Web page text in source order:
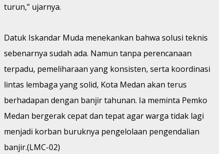
turun,” ujarnya.
Datuk Iskandar Muda menekankan bahwa solusi teknis
sebenarnya sudah ada. Namun tanpa perencanaan
terpadu, pemeliharaan yang konsisten, serta koordinasi
lintas lembaga yang solid, Kota Medan akan terus
berhadapan dengan banjir tahunan. Ia meminta Pemko
Medan bergerak cepat dan tepat agar warga tidak lagi
menjadi korban buruknya pengelolaan pengendalian
banjir.(LMC-02)